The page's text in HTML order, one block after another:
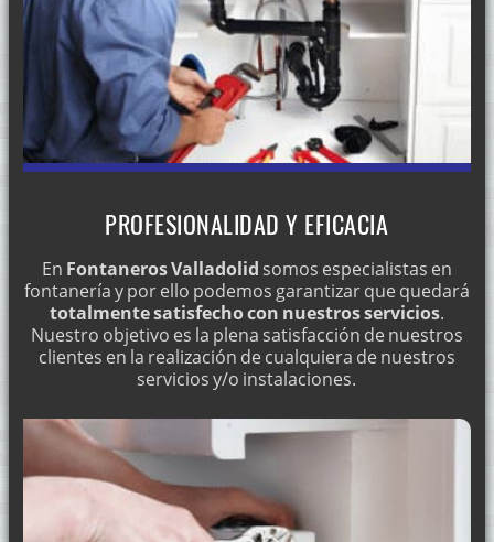
Fontaneros: limpieza de desagües
PROFESIONALIDAD Y EFICACIA
En Fontaneros Valladolid somos especialistas en
fontanería y por ello podemos garantizar que quedará
totalmente satisfecho con nuestros servicios.
Nuestro objetivo es la plena satisfacción de nuestros
clientes en la realización de cualquiera de nuestros
servicios y/o instalaciones.